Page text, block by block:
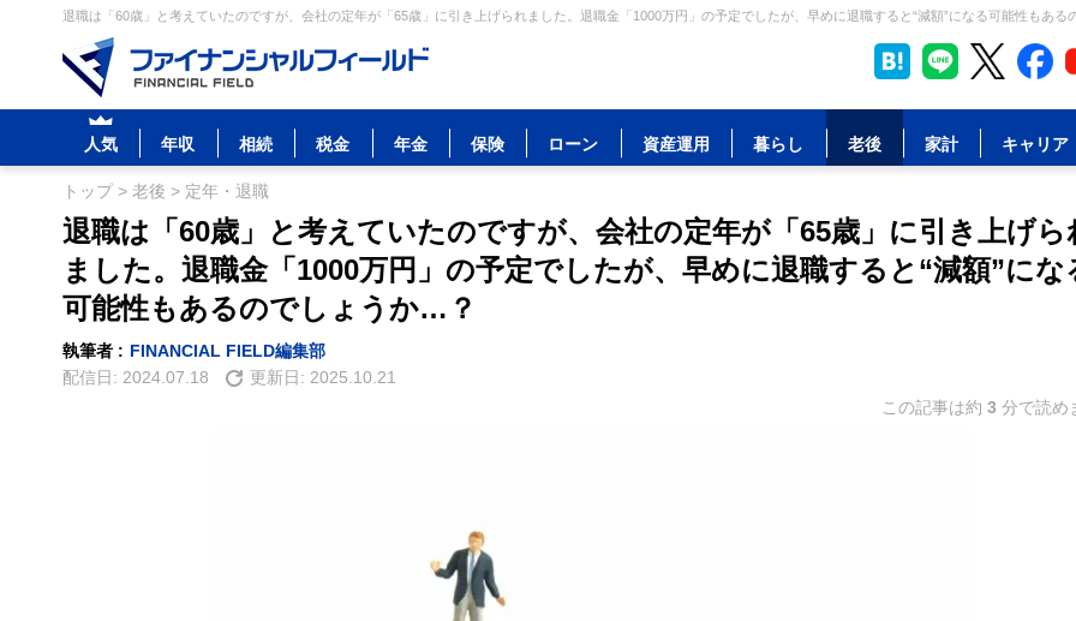
退職は「60歳」と考えていたのですが、会社の定年が「65歳」に引き上げられました。退職金「1000万円」の予定でしたが、早めに退職すると“減額”になる可能性もあ
人気 年収 相続 税金 年金 保険 ローン 資産運用 暮らし 老後 家計 キャリア
トップ> 老後 > 定年・退職
退職は「60歳」と考えていたのですが、会社の定年が「65歳」に引き上げら
ました。退職金「1000万円」の予定でしたが、早めに退職すると“減額”にな
可能性もあるのでしょうか…？
執筆者 : FINANCIAL FIELD編集部
配信日: 2024.07.18 更新日: 2025.10.21
この記事は約 3 分で読め